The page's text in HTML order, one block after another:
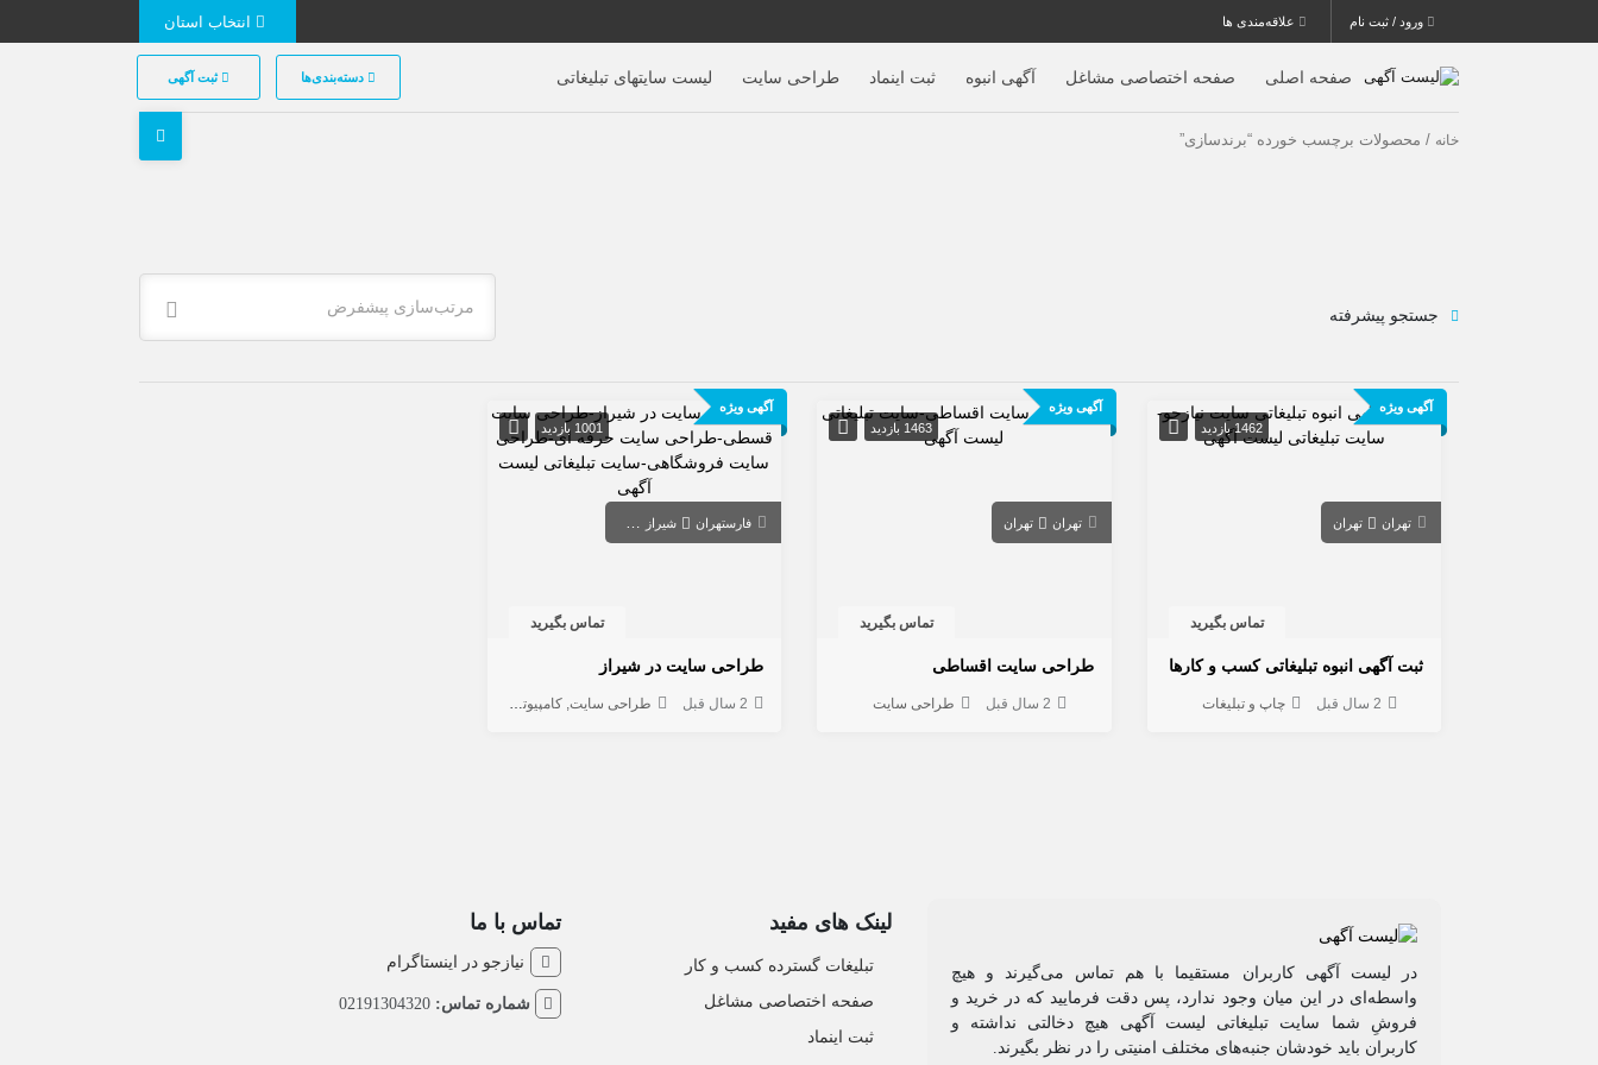
ورود / ثبت نام علاقه‌مندی ها
صفحه اصلی صفحه اختصاصی مشاغل آگهی‌ انبوه ثبت اینماد طراحی سایت لیست سایتهای تبلیغاتی دسته‌بندی‌ها ثبت آگهی
خانه / محصولات برچسب خورده “برندسازی”
مرتب‌سازی پیشفرض جستجو پیشرفته
آگهی ویژه
1462 بازدید
تهران تهران
تماس بگیرید
ثبت آگهی انبوه تبلیغاتی کسب و کارها
2 سال قبل چاپ و تبلیغات
آگهی ویژه
1463 بازدید
تهران تهران
تماس بگیرید
طراحی سایت اقساطی
2 سال قبل طراحی سایت
آگهی ویژه
1001 بازدید
فارستهران شیراز
تماس بگیرید
طراحی سایت در شیراز
2 سال قبل طراحی سایت کامپیوتر و شبکه
در لیست آگهی کاربران مستقیما با هم تماس می‌گیرند و هیچ
واسطه‌ای در این میان وجود ندارد، پس دقت فرمایید که در خرید و
فروشِ شما سایت تبلیغاتی لیست آگهی هیچ دخالتی نداشته و
کاربران باید خودشان جنبه‌های مختلف امنیتی را در نظر بگیرند.
لینک های مفید
تبلیغات گسترده کسب و کار
صفحه اختصاصی مشاغل
ثبت اینماد
تماس با ما
نیازجو در اینستاگرام
شماره تماس: 02191304320